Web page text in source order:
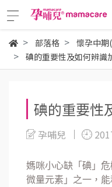
部落格
懷孕中期
碘的重要性及如何辨識
碘的重要性
孕哺兒
媽咪小心缺「碘」
微量元素」之一，